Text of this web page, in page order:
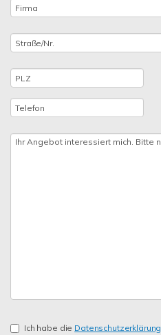
Ich habe die Datenschutzerklärung